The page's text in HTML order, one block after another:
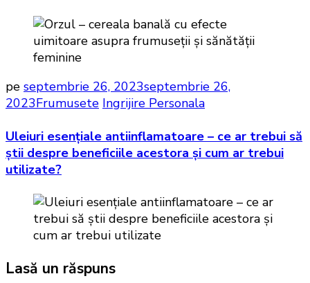
pe septembrie 26, 2023septembrie 26,
2023Frumusete Ingrijire Personala
Uleiuri esențiale antiinflamatoare – ce ar trebui să
știi despre beneficiile acestora și cum ar trebui
utilizate?
Lasă un răspuns